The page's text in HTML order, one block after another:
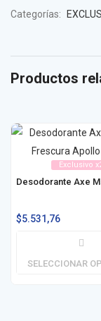
Categorías:
Productos
Exclusivo
$5.531,76
SELECCIONAR